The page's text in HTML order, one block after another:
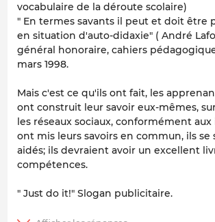
vocabulaire de la déroute scolaire)
" En termes savants il peut et doit être
en situation d'auto-didaxie" ( André
général honoraire, cahiers
mars 1998.
Mais c'est ce qu'ils ont fait, les
ont construit leur savoir eux-mêmes,
les réseaux sociaux, conformément
ont mis leurs savoirs en commun, ils se
aidés; ils devraient avoir un excellent
compétences.
" Just do it!" Slogan publicitaire.